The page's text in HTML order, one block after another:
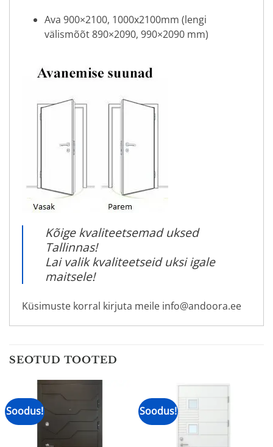
Ava 900×2100, 1000x2100mm (lengi
välismõõt 890×2090, 990×2090 mm)
Kõige kvaliteetsemad uksed
Tallinnas!
Lai valik kvaliteetseid uksi igale
maitsele!
Küsimuste korral kirjuta meile info@andoora.ee
SEOTUD TOOTED
Soodus! Soodus!